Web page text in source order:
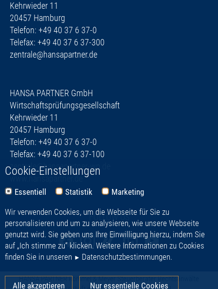
Kehrwieder 11
20457 Hamburg
Telefon: +49 40 37 6 37-0
Telefax: +49 40 37 6 37-300
zentrale@hansapartner.de
HANSA PARTNER GmbH
Wirtschaftsprüfungsgesellschaft
Kehrwieder 11
20457 Hamburg
Telefon: +49 40 37 6 37-0
Telefax: +49 40 37 6 37-100
zentrale@hansapartner-wp.de
FOLLOW US
HANSA PARTNERRommel & Meyer Steuerberater Rechtsanwälte
Cookie-Einstellungen
Essentiell Statistik Marketing
Wir verwenden Cookies, um die Webseite für Sie zu
personalisieren und um zu analysieren, wie unsere Webseite
genutzt wird. Sie geben uns Ihre Einwilligung hierzu, indem Sie
auf „Ich stimme zu“ klicken. Weitere Informationen zu Cookies
finden Sie in unseren
Datenschutzbestimmungen.
Alle akzeptieren Nur essentielle Cookies